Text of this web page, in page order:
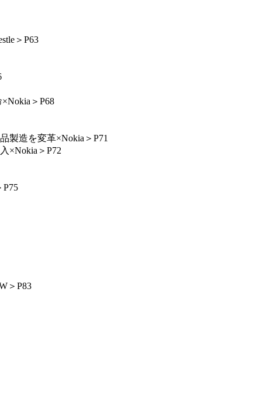
＞P63
＞P68
製造を変革×Nokia＞P71
×Nokia＞P72
＞P83